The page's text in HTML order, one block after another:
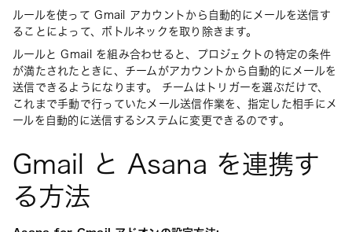
ルールを使って Gmail アカウントから自動的にメールを送信す
ることによって、ボトルネックを取り除きます。
ルールと Gmail を組み合わせると、プロジェクトの特定の条件
が満たされたときに、チームがアカウントから自動的にメールを
送信できるようになります。 チームはトリガーを選ぶだけで、
これまで手動で行っていたメール送信作業を、指定した相手にメ
ールを自動的に送信するシステムに変更できるのです。
Gmail と Asana を連携す
る方法